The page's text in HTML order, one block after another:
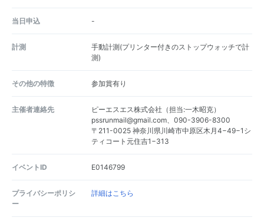
当日申込 -
計測
手動計測(プリンター付きのストップウォッチで計
測)
その他の特徴 参加賞有り
主催者連絡先
ピーエスエス株式会社（担当:一木昭克）
pssrunmail@gmail.com、090-3906-8300
〒211-0025 神奈川県川崎市中原区木月4−49−1シ
ティコート元住吉1−313
イベントID E0146799
プライバシーポリシ
ー
詳細はこちら